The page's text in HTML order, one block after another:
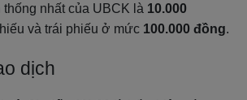
nhất của UBCK là 10.000
và trái phiếu ở mức 100.000 đồng.
dịch